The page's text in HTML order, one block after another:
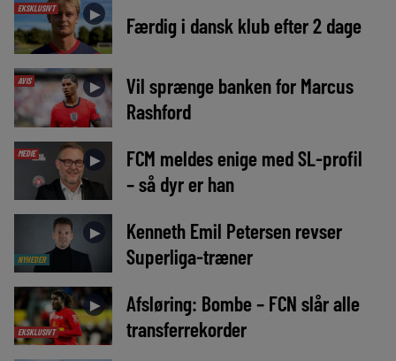
EKSKLUSIVT ► Færdig i dansk klub efter 2 dage
AVIS ►
Vil sprænge banken for Marcus
Rashford
MEDIE ►
FCM meldes enige med SL-profil
– så dyr er han
NYHEDER
►
Kenneth Emil Petersen revser
Superliga-træner
EKSKLUSIVT
►
Afsløring: Bombe – FCN slår alle
transferrekorder